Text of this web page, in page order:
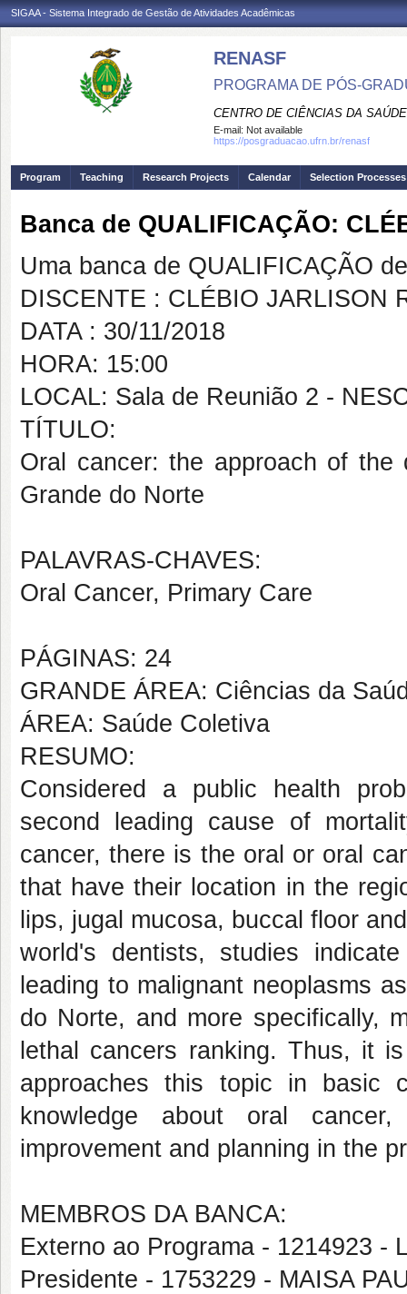
SIGAA - Sistema Integrado de Gestão de Atividades Acadêmicas
RENASF
PROGRAMA DE PÓS-
CENTRO DE CIÊNCIAS DA SAÚDE
E-mail: Not available
https://posgraduacao.ufrn.br/renasf
Program Teaching Research Projects Calendar Selection Processes
Banca de QUALIFICAÇÃO:
Uma banca de QUALIFICAÇÃO
DISCENTE : CLÉBIO JARLISON
DATA : 30/11/2018
HORA: 15:00
LOCAL: Sala de Reunião 2 -
TÍTULO:
Oral cancer: the approach of
Grande do Norte
PALAVRAS-CHAVES:
Oral Cancer, Primary Care
PÁGINAS: 24
GRANDE ÁREA: Ciências da
ÁREA: Saúde Coletiva
RESUMO:
Considered a public health
second leading cause of
cancer, there is the oral or oral
that have their location in the
lips, jugal mucosa, buccal floor
world's dentists, studies
leading to malignant neoplasms
do Norte, and more specifically,
lethal cancers ranking. Thus, it
approaches this topic in basic
knowledge about oral
improvement and planning in the
MEMBROS DA BANCA:
Externo ao Programa - 1214923 -
Presidente - 1753229 - MAISA